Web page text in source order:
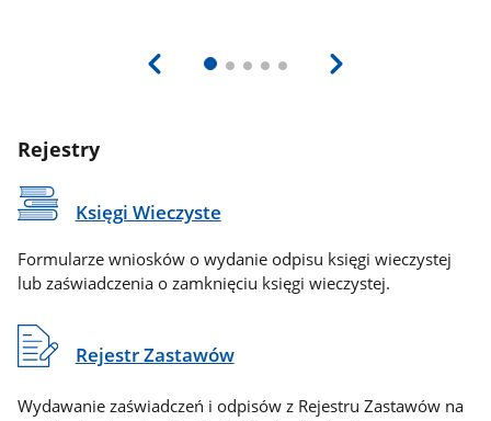
Rejestry
Księgi Wieczyste
Formularze wniosków o wydanie odpisu księgi wieczystej
lub zaświadczenia o zamknięciu księgi wieczystej.
Rejestr Zastawów
Wydawanie zaświadczeń i odpisów z Rejestru Zastawów na